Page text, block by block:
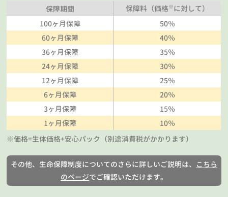
保障期間 保障料（価格※に対して）
100ヶ月保障
50％
60ヶ月保障
40％
36ヶ月保障
35％
24ヶ月保障
30％
12ヶ月保障
25％
6ヶ月保障
20％
3ヶ月保障
15％
1ヶ月保障
10％
※価格=生体価格+安心パック（別途消費税がかかります）
その他、生命保障制度についてのさらに詳しいご説明は、 こちら
のページでご確認いただけます。